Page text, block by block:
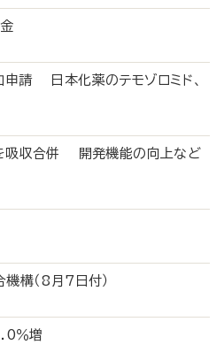
金
請 日本化薬のテモゾロミド、
吸収合併 開発機能の向上など
合機構（8月7日付）
9.0％増